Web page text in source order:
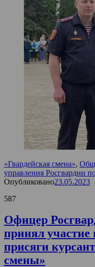
«Гвардейская смена»,
управления Росгвардии
Опубликовано23.05.2023
587
Офицер
принял
присяги
смены»